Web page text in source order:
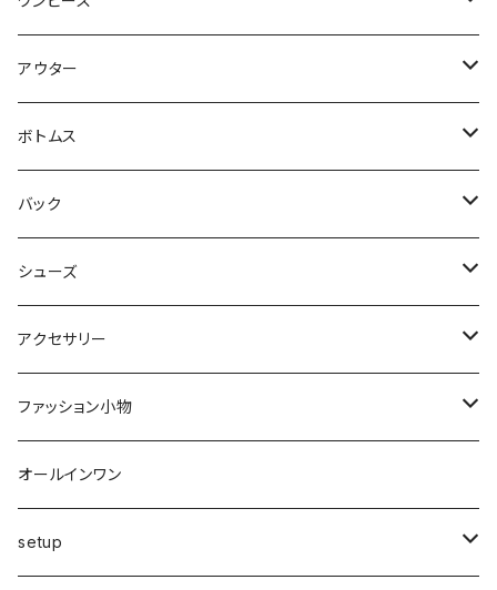
キャミソール・タンクトップ
シャツ・ブラウス
パーカー・トレーナー
裏起毛
サマーニット
その他
ニットトップス
異素材
カシミヤ
ベスト
変形
ミニ
ヒザ丈
マキシ丈
オールインワン
セットアップ
変形
ベスト
ニット
アウター
ジャケット
中綿
ブルゾン
カーデ・ベスト
ベスト
その他
ベスト
スカート
ロングコート
カーディガン
ボトムス
スカート
フレアー
プリーツ
パンツ
スウェット
ジョガー
デニム
スパッツ・レギンス・タイツ
ハイウエスト
ワイド
バック
ショルダー
クラッチ
カゴbag
肩掛け
clear
シューズ
ブーツ
スニーカー
パンプス
サンダル
アクセサリー
ピアス・イヤリング
ピアス
リング
リング
ブレス・アンクレット
ファッション小物
帽子
巻き物
オールインワン
setup